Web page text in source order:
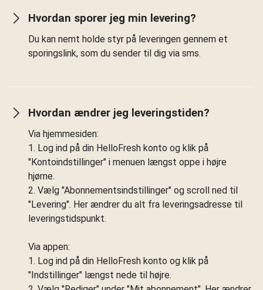
Hvordan sporer jeg min levering?
Du kan nemt holde styr på leveringen gennem et
sporingslink, som du sender til dig via sms.
Hvordan ændrer jeg leveringstiden?
Via hjemmesiden:
1. Log ind på din HelloFresh konto og klik på
"Kontoindstillinger" i menuen længst oppe i højre
hjørne.
2. Vælg "Abonnementsindstillinger" og scroll ned til
"Levering". Her ændrer du alt fra leveringsadresse til
leveringstidspunkt.
Via appen:
1. Log ind på din HelloFresh konto og klik på
"Indstillinger" længst nede til højre.